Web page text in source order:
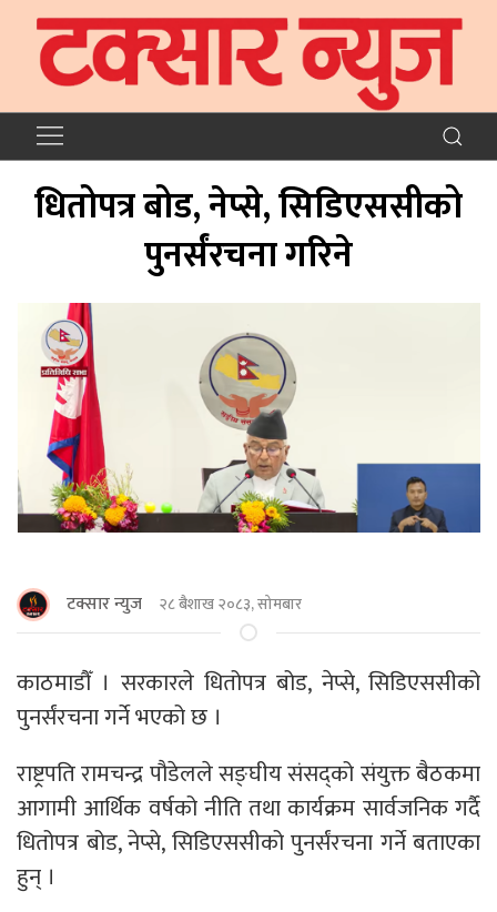
धितोपत्र बोड, नेप्से, सिडिएससीको
पुनर्संरचना गरिने
टक्सार न्युज २८ बैशाख २०८३, सोमबार
काठमाडौँ । सरकारले धितोपत्र बोड, नेप्से, सिडिएससीको
पुनर्संरचना गर्ने भएको छ ।
राष्ट्रपति रामचन्द्र पौडेलले सङ्घीय संसद्को संयुक्त बैठकमा
आगामी आर्थिक वर्षको नीति तथा कार्यक्रम सार्वजनिक गर्दै
धितोपत्र बोड, नेप्से, सिडिएससीको पुनर्संरचना गर्ने बताएका
हुन् ।